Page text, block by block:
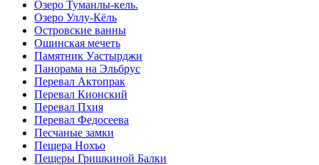
Озеро Туманлы-кель.
Озеро Уллу-Кёль
Островские ванны
Ошинская мечеть
Памятник Уастырджи
Панорама на Эльбрус
Перевал Актопрак
Перевал Кионский
Перевал Пхия
Перевал Федосеева
Песчаные замки
Пещера Нохъо
Пещеры Гришкиной Балки